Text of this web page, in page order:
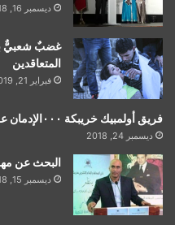
ديسمبر 16, 2018
غضبٌ شعبيٌّ
المتعاقدين
فبراير 21, 2019
فريق أولمبيك خريبكة ٠٠٠الإدمان على الهزيمة
ديسمبر 24, 2018
البحث عن
ديسمبر 15, 2018